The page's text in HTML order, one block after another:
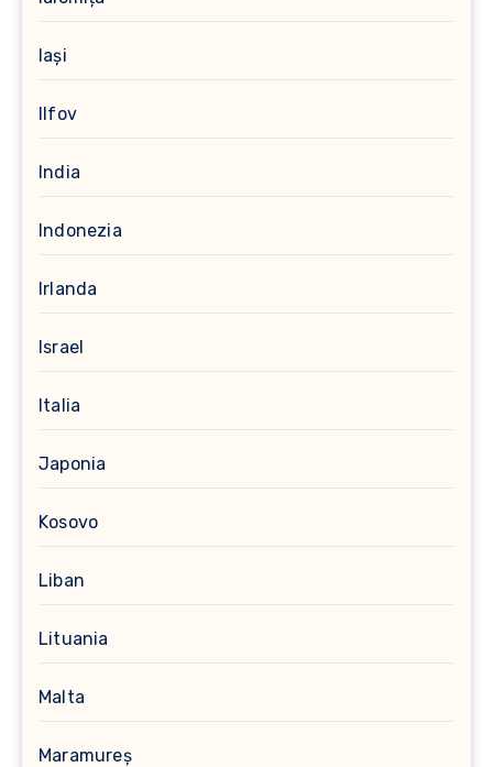
Iași
Ilfov
India
Indonezia
Irlanda
Israel
Italia
Japonia
Kosovo
Liban
Lituania
Malta
Maramureș